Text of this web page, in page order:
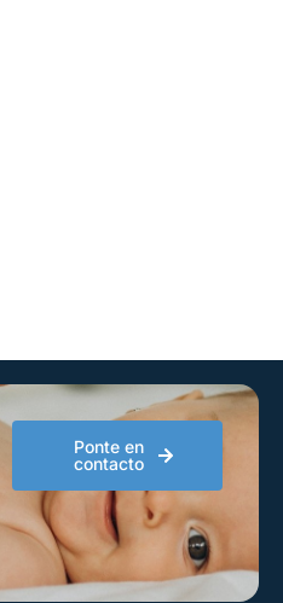
Ponte en
contacto